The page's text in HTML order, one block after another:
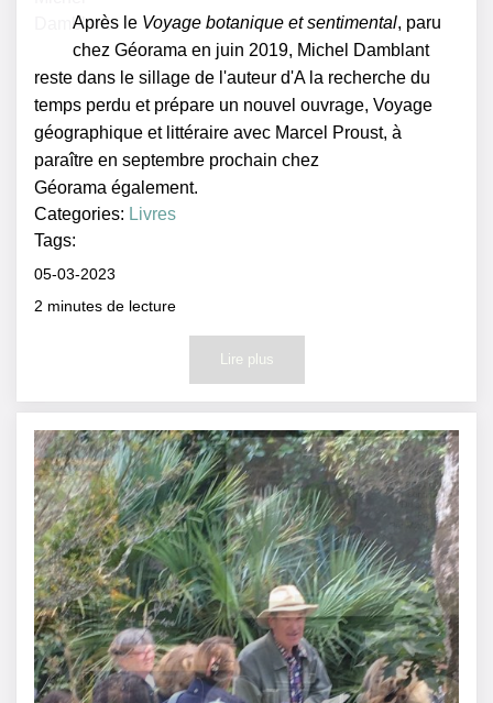
Après le Voyage botanique et sentimental, paru
chez Géorama en juin 2019, Michel Damblant
reste dans le sillage de l'auteur d'A la recherche du
temps perdu et prépare un nouvel ouvrage, Voyage
géographique et littéraire avec Marcel Proust, à
paraître en septembre prochain chez
Géorama également.
Categories: Livres
Tags:
05-03-2023
2 minutes de lecture
Lire plus